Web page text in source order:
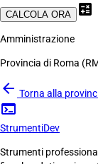
CALCOLA ORA calculate
Amministrazione
Provincia di Roma
arrow_back Torna alla
terminal
StrumentiDev
Strumenti